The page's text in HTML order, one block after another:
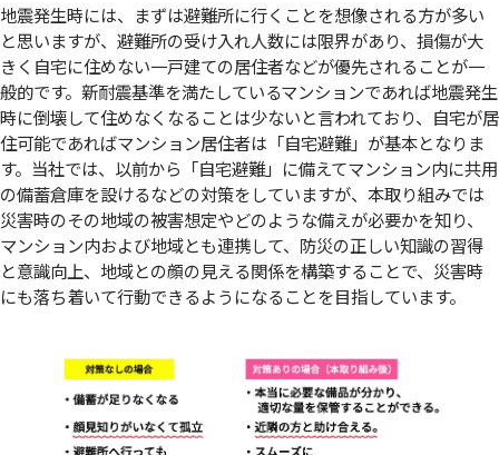
地震発生時には、まずは避難所に行くことを想像される方が多い
と思いますが、避難所の受け入れ人数には限界があり、損傷が大
きく自宅に住めない一戸建ての居住者などが優先されることが一
般的です。新耐震基準を満たしているマンションであれば地震発生
時に倒壊して住めなくなることは少ないと言われており、自宅が居
住可能であればマンション居住者は「自宅避難」が基本となりま
す。当社では、以前から「自宅避難」に備えてマンション内に共用
の備蓄倉庫を設けるなどの対策をしていますが、本取り組みでは
災害時のその地域の被害想定やどのような備えが必要かを知り、
マンション内および地域とも連携して、防災の正しい知識の習得
と意識向上、地域との顔の見える関係を構築することで、災害時
にも落ち着いて行動できるようになることを目指しています。